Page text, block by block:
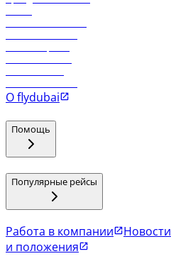
О flydubai
Помощь
Популярные рейсы
Работа в компании Новости
и положения